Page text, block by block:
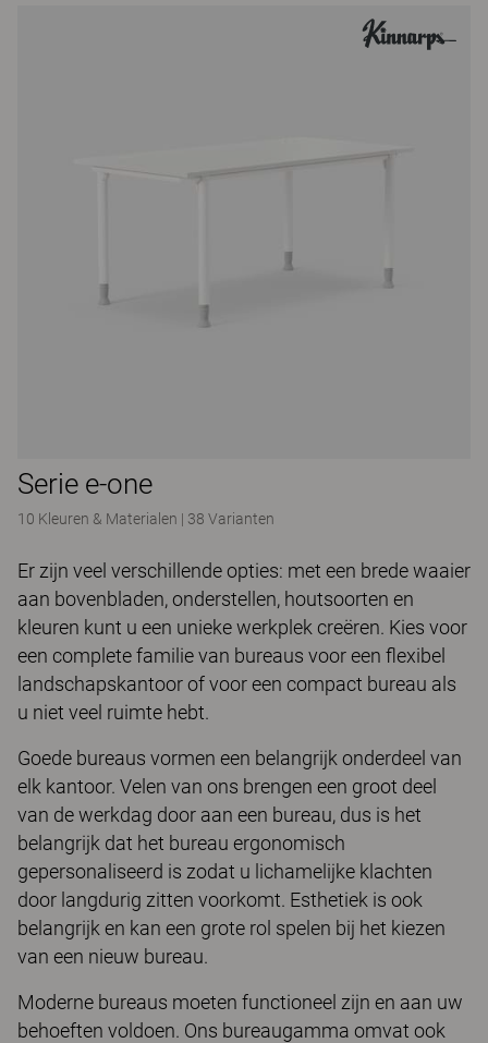
Serie e-one
10 Kleuren & Materialen | 38 Varianten
Er zijn veel verschillende opties: met een brede waaier
aan bovenbladen, onderstellen, houtsoorten en
kleuren kunt u een unieke werkplek creëren. Kies voor
een complete familie van bureaus voor een flexibel
landschapskantoor of voor een compact bureau als
u niet veel ruimte hebt.
Goede bureaus vormen een belangrijk onderdeel van
elk kantoor. Velen van ons brengen een groot deel
van de werkdag door aan een bureau, dus is het
belangrijk dat het bureau ergonomisch
gepersonaliseerd is zodat u lichamelijke klachten
door langdurig zitten voorkomt. Esthetiek is ook
belangrijk en kan een grote rol spelen bij het kiezen
van een nieuw bureau.
Moderne bureaus moeten functioneel zijn en aan uw
behoeften voldoen. Ons bureaugamma omvat ook